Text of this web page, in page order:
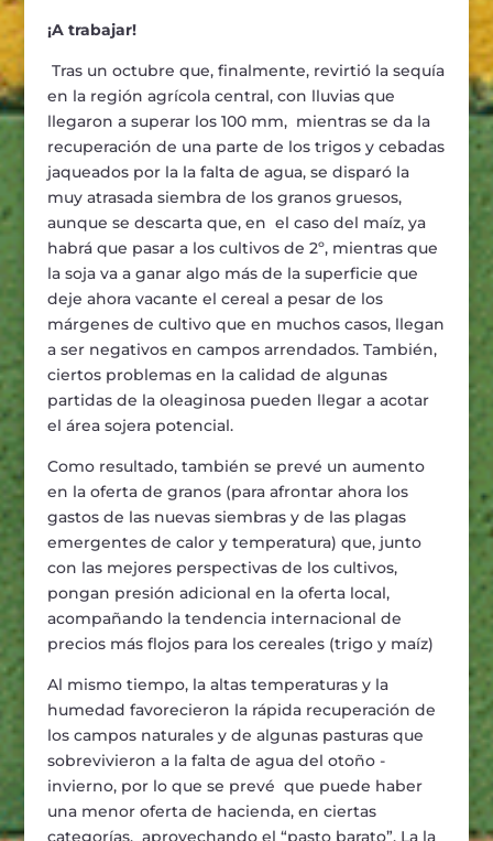
¡A trabajar!
Tras un octubre que, finalmente, revirtió la sequía
en la región agrícola central, con lluvias que
llegaron a superar los 100 mm, mientras se da la
recuperación de una parte de los trigos y cebadas
jaqueados por la la falta de agua, se disparó la
muy atrasada siembra de los granos gruesos,
aunque se descarta que, en el caso del maíz, ya
habrá que pasar a los cultivos de 2º, mientras que
la soja va a ganar algo más de la superficie que
deje ahora vacante el cereal a pesar de los
márgenes de cultivo que en muchos casos, llegan
a ser negativos en campos arrendados. También,
ciertos problemas en la calidad de algunas
partidas de la oleaginosa pueden llegar a acotar
el área sojera potencial.
Como resultado, también se prevé un aumento
en la oferta de granos (para afrontar ahora los
gastos de las nuevas siembras y de las plagas
emergentes de calor y temperatura) que, junto
con las mejores perspectivas de los cultivos,
pongan presión adicional en la oferta local,
acompañando la tendencia internacional de
precios más flojos para los cereales (trigo y maíz)
Al mismo tiempo, la altas temperaturas y la
humedad favorecieron la rápida recuperación de
los campos naturales y de algunas pasturas que
sobrevivieron a la falta de agua del otoño -
invierno, por lo que se prevé que puede haber
una menor oferta de hacienda, en ciertas
categorías, aprovechando el “pasto barato”. La la